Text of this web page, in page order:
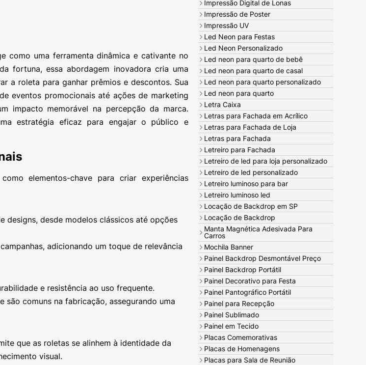
como uma ferramenta dinâmica e cativante no
fortuna, essa abordagem inovadora cria uma
a roleta para ganhar prêmios e descontos. Sua
eventos promocionais até ações de marketing
impacto memorável na percepção da marca.
estratégia eficaz para engajar o público e
elementos-chave para criar experiências
designs, desde modelos clássicos até opções
adicionando um toque de relevância
e resistência ao uso frequente.
comuns na fabricação, assegurando uma
que as roletas se alinhem à identidade da
visual.
Impressão Digital de Lonas
Impressão de Poster
Impressão UV
Led Neon para Festas
Led Neon Personalizado
Led neon para quarto de bebê
Led neon para quarto de casal
Led neon para quarto personalizado
Led neon para quarto
Letra Caixa
Letras para Fachada em Acrílico
Letras para Fachada de Loja
Letras para Fachada
Letreiro para Fachada
Letreiro de led para loja personalizado
Letreiro de led personalizado
Letreiro luminoso para bar
Letreiro luminoso led
Locação de Backdrop em SP
Locação de Backdrop
Manta Magnética Adesivada Para
Carros
Mochila Banner
Painel Backdrop Desmontável Preço
Painel Backdrop Portátil
Painel Decorativo para Festa
Painel Pantográfico Portátil
Painel para Recepção
Painel Sublimado
Painel em Tecido
Placas Comemorativas
Placas de Homenagens
Placas para Sala de Reunião